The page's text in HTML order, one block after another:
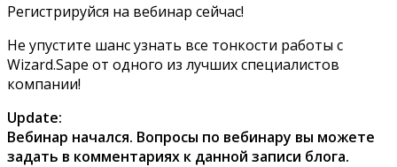
Регистрируйся на вебинар сейчас!
Не упустите шанс узнать все тонкости работы с
Wizard.Sape от одного из лучших специалистов
компании!
Update:
Вебинар начался. Вопросы по вебинару вы можете
задать в комментариях к данной записи блога.